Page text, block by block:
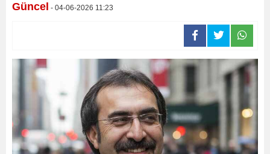
Güncel - 04-06-2026 11:23